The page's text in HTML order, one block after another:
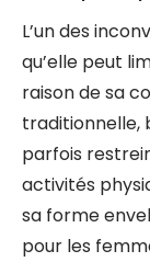
L’un des
qu’elle peut
raison de sa
traditionnelle,
parfois
activités
sa forme
pour les